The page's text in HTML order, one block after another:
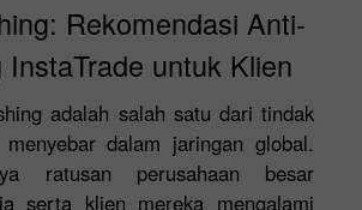
Rekomendasi Anti-
InstaTrade untuk Klien
adalah salah satu dari tindak
dalam jaringan global.
ratusan perusahaan besar
serta klien mereka mengalami